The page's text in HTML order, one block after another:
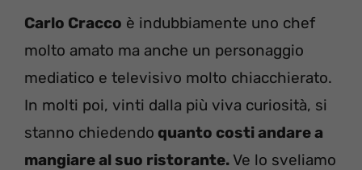
Carlo Cracco è indubbiamente uno chef
molto amato ma anche un personaggio
mediatico e televisivo molto chiacchierato.
In molti poi, vinti dalla più viva curiosità, si
stanno chiedendo quanto costi andare a
mangiare al suo ristorante. Ve lo sveliamo